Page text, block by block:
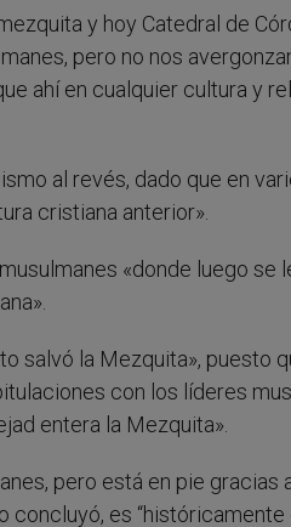
y hoy Catedral de
pero no nos
ahí en cualquier cultura y
al revés, dado que en
cristiana anterior».
«donde luego se
salvó la Mezquita», puesto
con los líderes
entera la Mezquita».
pero está en pie gracias
concluyó, es